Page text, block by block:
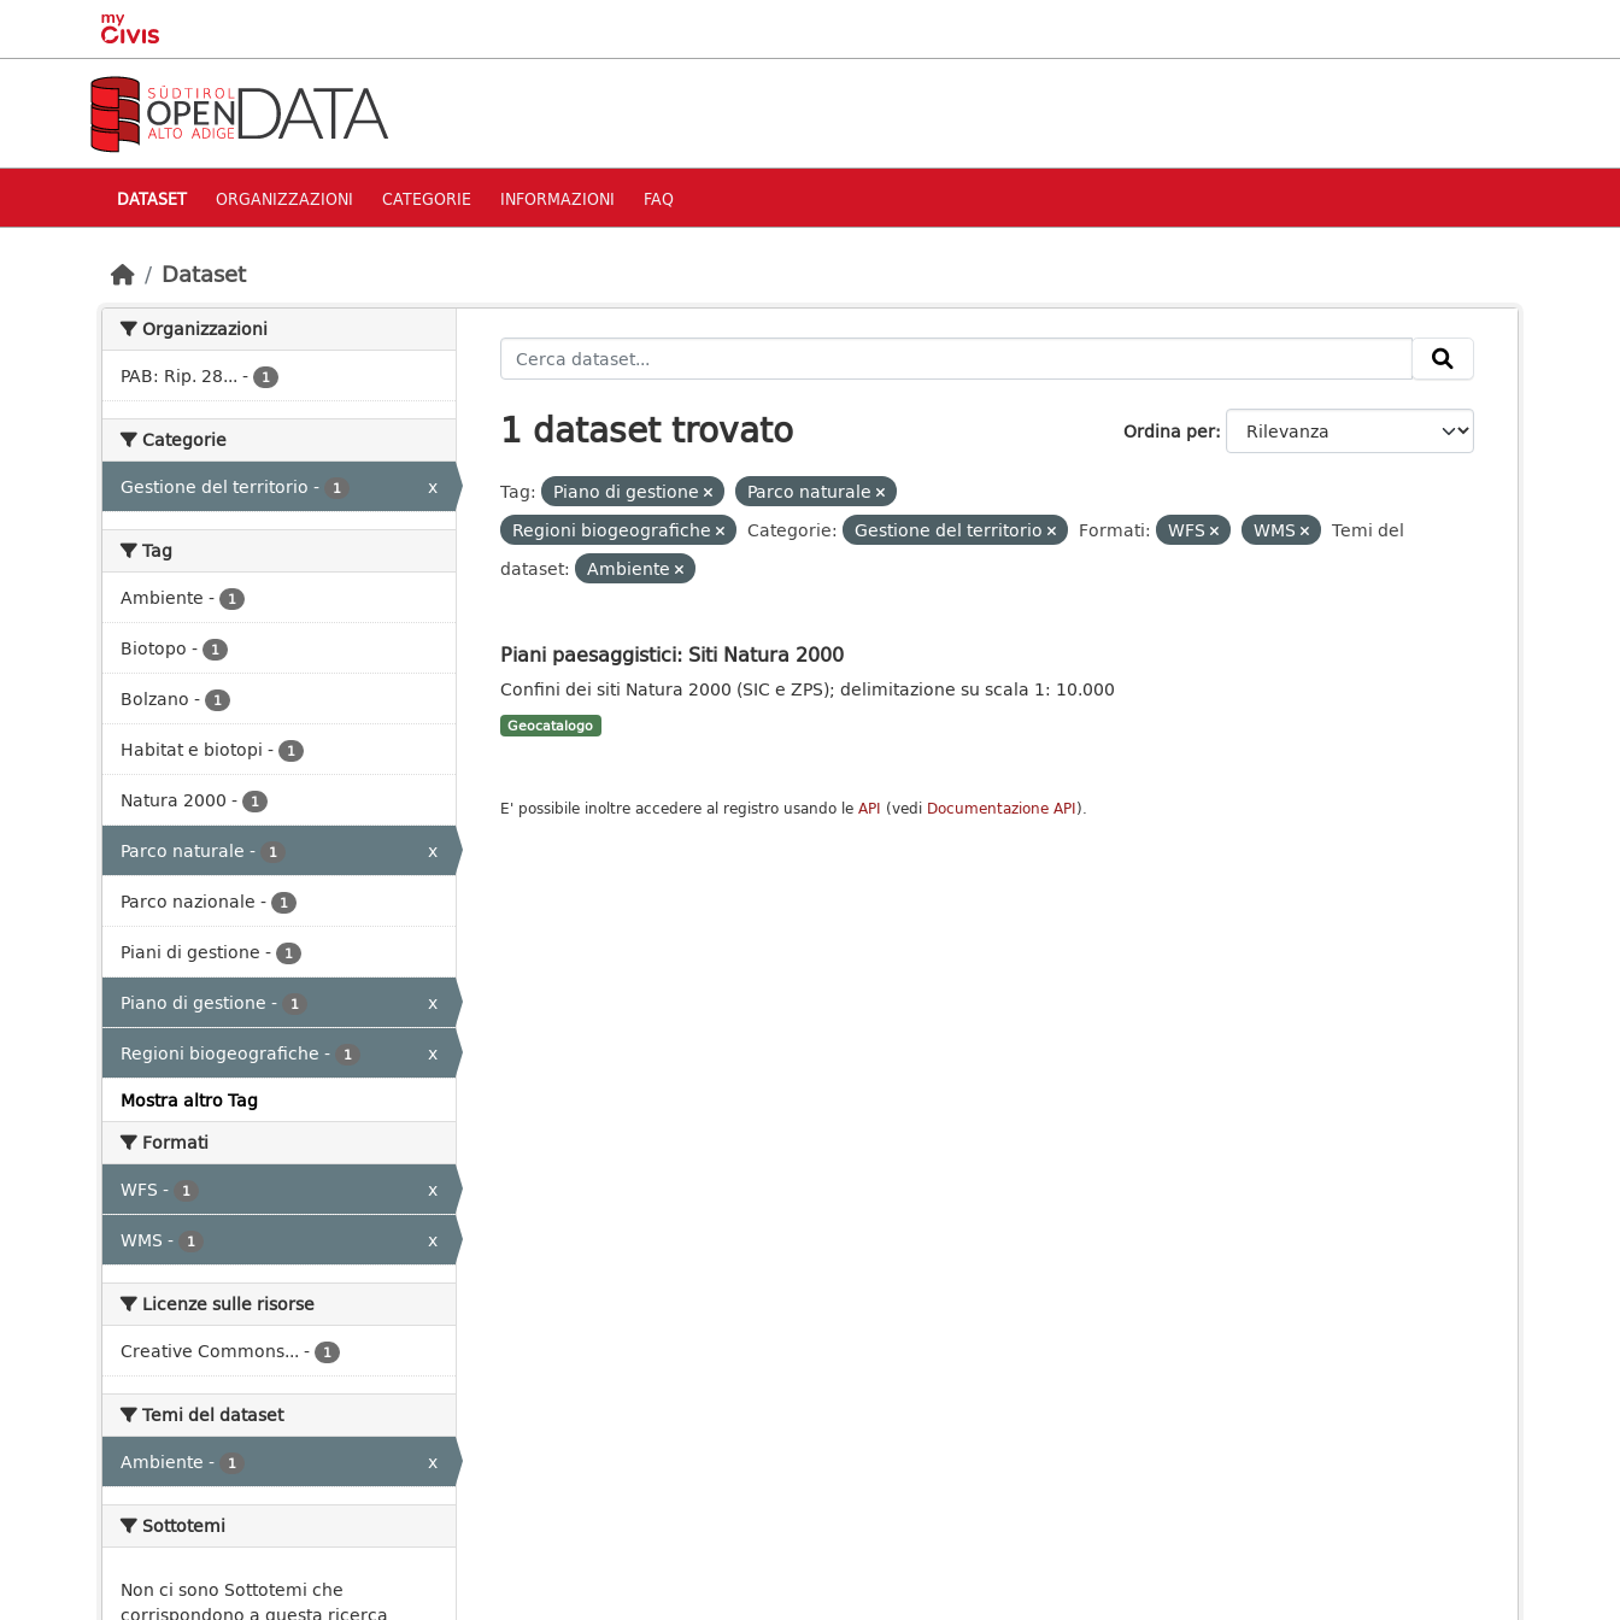
Skip to main content
DATASET ORGANIZZAZIONI CATEGORIE INFORMAZIONI FAQ
Dataset
Organizzazioni
PAB: Rip. 28... - 1
Categorie
Gestione del territorio - 1 x
Tag
Ambiente - 1
Biotopo - 1
Bolzano - 1
Habitat e biotopi - 1
Natura 2000 - 1
Parco naturale - 1
x
Parco nazionale - 1
Piani di gestione - 1
Piano di gestione - 1
x
Regioni biogeografiche - 1
x
Mostra altro Tag
Formati
WFS - 1
x
WMS - 1 x
Licenze sulle risorse
Creative Commons... - 1
Temi del dataset
Ambiente - 1 x
Sottotemi
Non ci sono Sottotemi che
corrispondono a questa ricerca
Ordina per
1 dataset trovato
Tag: Piano di gestione
Parco naturale
Regioni biogeografiche
Categorie: Gestione del territorio Formati: WFS WMS
Temi del
dataset:
Ambiente
Piani paesaggistici: Siti Natura 2000
Confini dei siti Natura 2000 (SIC e ZPS); delimitazione su scala 1: 10.000
Geocatalogo
E' possibile inoltre accedere al registro usando le API (vedi Documentazione API).